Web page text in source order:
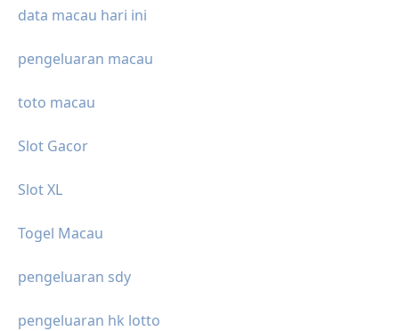
data macau hari ini
pengeluaran macau
toto macau
Slot Gacor
Slot XL
Togel Macau
pengeluaran sdy
pengeluaran hk lotto